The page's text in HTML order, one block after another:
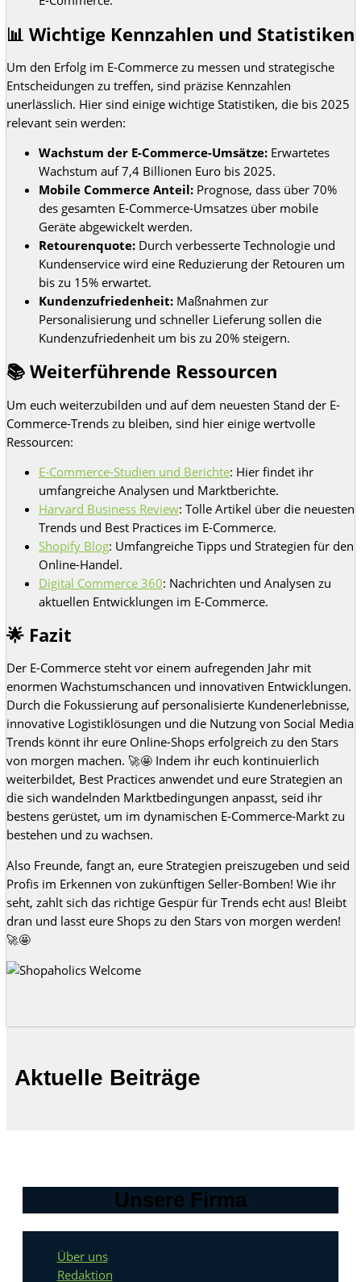
📊 Wichtige Kennzahlen und Statistiken
Um den Erfolg im E-Commerce zu messen und strategische
Entscheidungen zu treffen, sind präzise Kennzahlen
unerlässlich. Hier sind einige wichtige Statistiken, die bis 2025
relevant sein werden:
Wachstum der E-Commerce-Umsätze: Erwartetes
Wachstum auf 7,4 Billionen Euro bis 2025.
Mobile Commerce Anteil: Prognose, dass über 70%
des gesamten E-Commerce-Umsatzes über mobile
Geräte abgewickelt werden.
Retourenquote: Durch verbesserte Technologie und
Kundenservice wird eine Reduzierung der Retouren um
bis zu 15% erwartet.
Kundenzufriedenheit: Maßnahmen zur
Personalisierung und schneller Lieferung sollen die
Kundenzufriedenheit um bis zu 20% steigern.
📚 Weiterführende Ressourcen
Um euch weiterzubilden und auf dem neuesten Stand der E-
Commerce-Trends zu bleiben, sind hier einige wertvolle
Ressourcen:
E-Commerce-Studien und Berichte: Hier findet ihr
umfangreiche Analysen und Marktberichte.
Harvard Business Review: Tolle Artikel über die neuesten
Trends und Best Practices im E-Commerce.
Shopify Blog: Umfangreiche Tipps und Strategien für den
Online-Handel.
Digital Commerce 360: Nachrichten und Analysen zu
aktuellen Entwicklungen im E-Commerce.
🌟 Fazit
Der E-Commerce steht vor einem aufregenden Jahr mit
enormen Wachstumschancen und innovativen Entwicklungen.
Durch die Fokussierung auf personalisierte Kundenerlebnisse,
innovative Logistiklösungen und die Nutzung von Social Media
Trends könnt ihr eure Online-Shops erfolgreich zu den Stars
von morgen machen. 🚀🤩 Indem ihr euch kontinuierlich
weiterbildet, Best Practices anwendet und eure Strategien an
die sich wandelnden Marktbedingungen anpasst, seid ihr
bestens gerüstet, um im dynamischen E-Commerce-Markt zu
bestehen und zu wachsen.
Also Freunde, fangt an, eure Strategien preiszugeben und seid
Profis im Erkennen von zukünftigen Seller-Bomben! Wie ihr
seht, zahlt sich das richtige Gespür für Trends echt aus! Bleibt
dran und lasst eure Shops zu den Stars von morgen werden!
🚀🤩
Aktuelle Beiträge
Unsere Firma
Über uns
Redaktion